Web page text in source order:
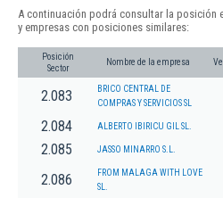
A continuación podrá consultar la posición
y empresas con posiciones similares:
Posición
Sector
Nombre de la empresa
2.083
BRICO CENTRAL DE
COMPRAS Y SERVICIOS SL
2.084 ALBERTO IBIRICU GIL SL.
2.085 JASSO MINARRO S.L.
2.086
FROM MALAGA WITH LOVE
SL.